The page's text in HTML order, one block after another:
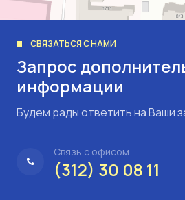
СВЯЗАТЬСЯ С НАМИ
Запрос
информации
Будем рады ответить на Ваши
Связь с офисом
(312) 30 08 11